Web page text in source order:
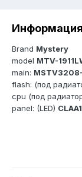
Brand Mystery
model MTV-
main:
flash: (под
cpu (под
panel: (LED)